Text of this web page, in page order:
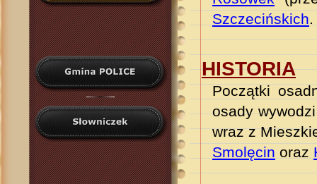
Szczecińskich.
HISTORIA
Początki
osady
wraz z
Smolęcin oraz